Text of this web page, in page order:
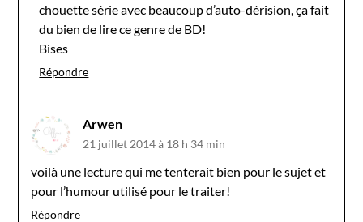
chouette série avec beaucoup d’auto-dérision, ça fait
du bien de lire ce genre de BD!
Bises
Répondre
Arwen
21 juillet 2014 à 18 h 34 min
voilà une lecture qui me tenterait bien pour le sujet et
pour l’humour utilisé pour le traiter!
Répondre